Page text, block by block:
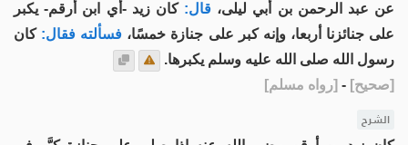
عن عبد الرحمن بن أبي ليلى، قال: كان زيد -أي ابن أرقم- يكبر
على جنائزنا أربعا، وإنه كبر على جنازة خمسًا، فسألته فقال: كان
رسول الله صلى الله عليه وسلم يكبرها.
[صحيح]
-
[رواه مسلم]
الشرح